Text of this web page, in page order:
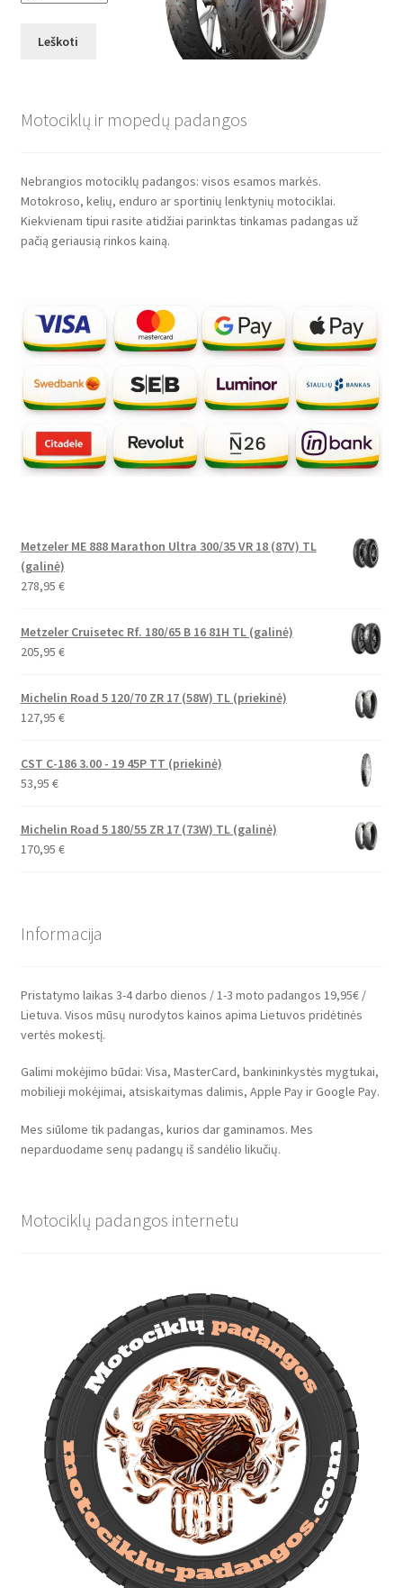
Leškoti
Motociklų ir mopedų padangos
Nebrangios motociklų padangos: visos esamos markės.
Motokroso, kelių, enduro ar sportinių lenktynių motociklai.
Kiekvienam tipui rasite atidžiai parinktas tinkamas padangas už
pačią geriausią rinkos kainą.
Metzeler ME 888 Marathon Ultra 300/35 VR 18 (87V) TL
(galinė)
278,95 €
Metzeler Cruisetec Rf. 180/65 B 16 81H TL (galinė)
205,95 €
Michelin Road 5 120/70 ZR 17 (58W) TL (priekinė)
127,95 €
CST C-186 3.00 - 19 45P TT (priekinė)
53,95 €
Michelin Road 5 180/55 ZR 17 (73W) TL (galinė)
170,95 €
Informacija
Pristatymo laikas 3-4 darbo dienos / 1-3 moto padangos 19,95€ /
Lietuva. Visos mūsų nurodytos kainos apima Lietuvos pridėtinės
vertės mokestį.
Galimi mokėjimo būdai: Visa, MasterCard, bankininkystės mygtukai,
mobilieji mokėjimai, atsiskaitymas dalimis, Apple Pay ir Google Pay.
Mes siūlome tik padangas, kurios dar gaminamos. Mes
neparduodame senų padangų iš sandėlio likučių.
Motociklų padangos internetu